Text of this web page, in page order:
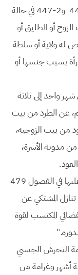
الأفعال المنصوص عليها في الفصلين 1-447 و2-447 في حالة
أو الطليق أو
له ولاية أو سلطة
بسبب جنسها أو
من شهر واحد إلى ثلاثة
من 2.000 إلى 5.000 درهم، عن الطرد من بيت
من بيت الزوجية،
وفقا لما هو منصوص عليه في المادة 53 من مدونة الأسرة،
"الفصل 1-481.- في الحالات المنصوص عليها في الفصول 479
فإن تنازل المشتكي عن
المكتسب لقوة
لجريمة التحرش الجنسي
أشهر وغرامة من